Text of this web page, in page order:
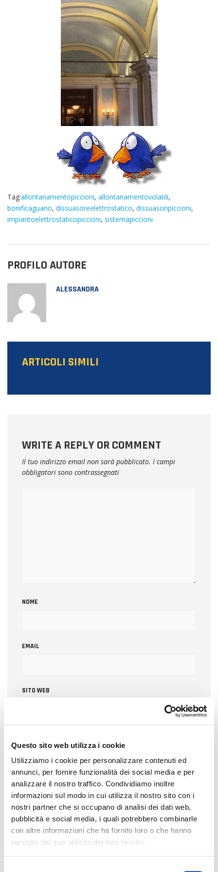
Questo sito web utilizza i cookie
Utilizziamo i cookie per personalizzare contenuti ed
annunci, per fornire funzionalità dei social media e per
analizzare il nostro traffico. Condividiamo inoltre
informazioni sul modo in cui utilizza il nostro sito con i
nostri partner che si occupano di analisi dei dati web,
pubblicità e social media, i quali potrebbero combinarle
con altre informazioni che ha fornito loro o che hanno
raccolto dal suo utilizzo dei loro servizi.
Tag:allontanamentopiccioni, allontanamentovolatili,
bonificaguano, dissuasoreelettrostatico, dissuasoripiccioni,
impiantoelettrostaticopiccioni, sistemapiccioni
PROFILO AUTORE
ALESSANDRA
ARTICOLI SIMILI
WRITE A REPLY OR COMMENT
Il tuo indirizzo email non sarà pubblicato. I campi
obbligatori sono contrassegnati
NOME
EMAIL
SITO WEB
SALVA IL MIO NOME, EMAIL E SITO WEB IN QUESTO BROWSER
PER LA PROSSIMA VOLTA CHE COMMENTO.